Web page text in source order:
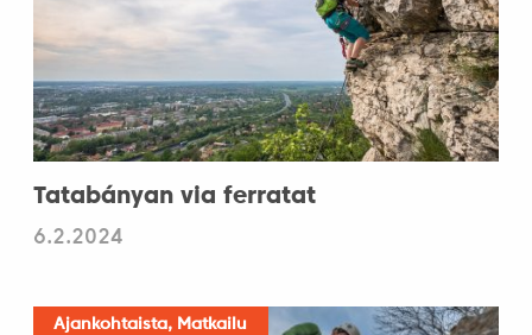
Tatabányan via ferratat
6.2.2024
Ajankohtaista, Matkailu